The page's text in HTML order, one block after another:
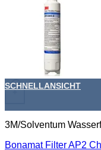
+
SCHNELLANSICHT
3M/Solventum
Bonamat Filter AP2